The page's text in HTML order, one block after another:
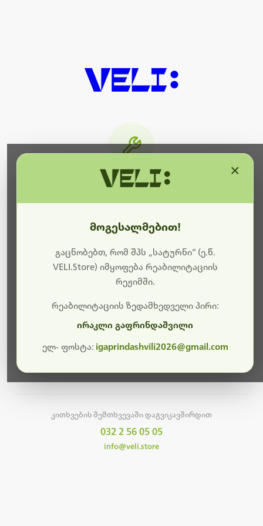
ბოდიშს გიხდით შეფერხებისთვის. ამჟამად
მიმდინარეობს საიტის განახლება და ტექნიკური
სამუშაოები.
მალე ისევ ხელმისაწვდომი იქნება. გმადლობთ
კითხვების შემთხვევაში დაგვიკავშირდით
032 2 56 05 05
info@veli.store
მოგესალმებით!
გაცნობებთ, რომ შპს „სატურნი“ (ე.წ.
VELI.Store) იმყოფება რეაბილიტაციის
რეჟიმში.
რეაბილიტაციის ზედამხედველი პირი:
ირაკლი გაფრინდაშვილი
ელ- ფოსტა: igaprindashvili2026@gmail.com
×